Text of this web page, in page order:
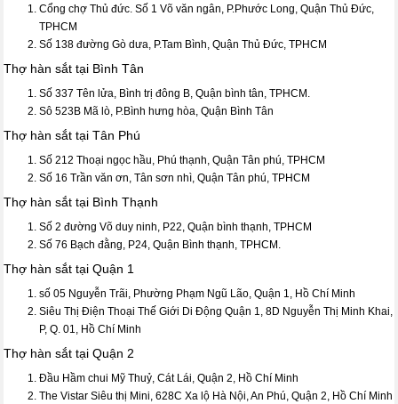
Cổng chợ Thủ đức. Số 1 Võ văn ngân, P.Phước Long, Quận Thủ Đức,
TPHCM
Số 138 đường Gò dưa, P.Tam Bình, Quận Thủ Đức, TPHCM
Thợ hàn sắt tại Bình Tân
Số 337 Tên lửa, Bình trị đông B, Quận bình tân, TPHCM.
Sô 523B Mã lò, P.Bình hưng hòa, Quận Bình Tân
Thợ hàn sắt tại Tân Phú
Số 212 Thoại ngọc hầu, Phú thạnh, Quận Tân phú, TPHCM
Số 16 Trần văn ơn, Tân sơn nhì, Quận Tân phú, TPHCM
Thợ hàn sắt tại Bình Thạnh
Số 2 đường Võ duy ninh, P22, Quận bình thạnh, TPHCM
Số 76 Bạch đằng, P24, Quận Bình thạnh, TPHCM.
Thợ hàn sắt tại Quận 1
số 05 Nguyễn Trãi, Phường Phạm Ngũ Lão, Quận 1, Hồ Chí Minh
Siêu Thị Điện Thoại Thế Giới Di Động Quận 1, 8D Nguyễn Thị Minh Khai,
P, Q. 01, Hồ Chí Minh
Thợ hàn sắt tại Quận 2
Đầu Hầm chui Mỹ Thuỷ, Cát Lái, Quận 2, Hồ Chí Minh
The Vistar Siêu thị Mini, 628C Xa lộ Hà Nội, An Phú, Quận 2, Hồ Chí Minh